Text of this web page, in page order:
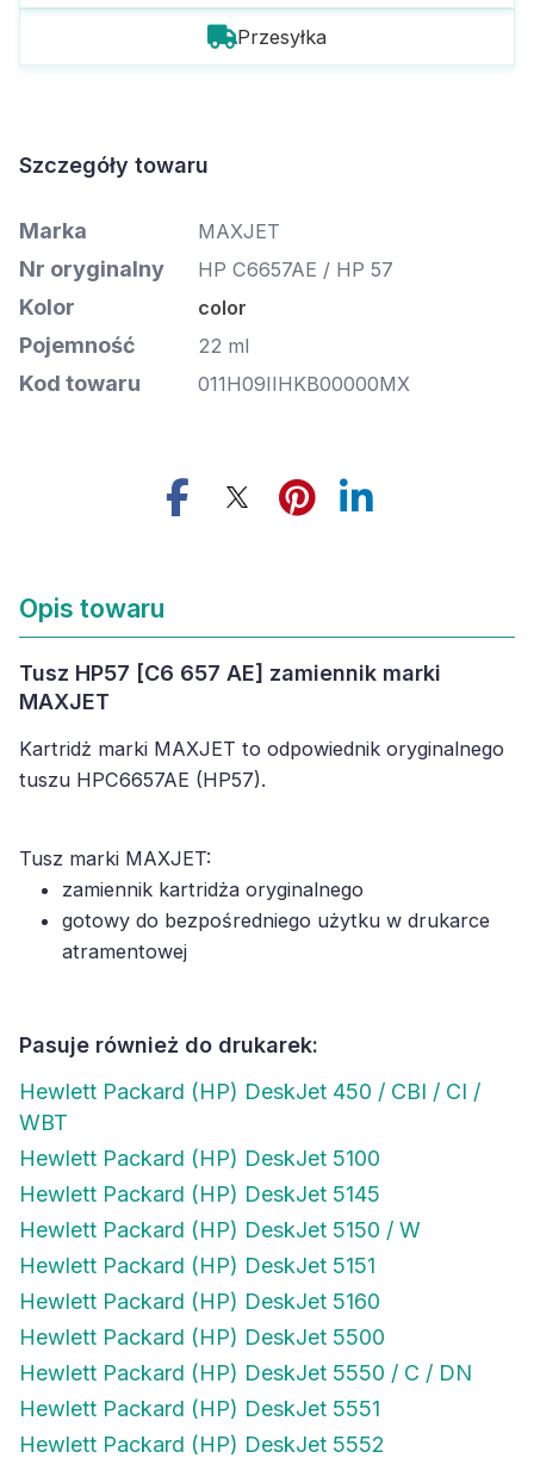
Przesyłka
Szczegóły towaru
Marka MAXJET
Nr oryginalny HP C6657AE / HP 57
Kolor color
Pojemność 22 ml
Kod towaru 011H09IIHKB00000MX
Opis towaru
Tusz HP57 [C6 657 AE] zamiennik marki
MAXJET
Kartridż marki MAXJET to odpowiednik oryginalnego
tuszu HPC6657AE (HP57).
Tusz marki MAXJET:
zamiennik kartridża oryginalnego
gotowy do bezpośredniego użytku w drukarce
atramentowej
Pasuje również do drukarek:
Hewlett Packard (HP) DeskJet 450 / CBI / CI /
WBT
Hewlett Packard (HP) DeskJet 5100
Hewlett Packard (HP) DeskJet 5145
Hewlett Packard (HP) DeskJet 5150 / W
Hewlett Packard (HP) DeskJet 5151
Hewlett Packard (HP) DeskJet 5160
Hewlett Packard (HP) DeskJet 5500
Hewlett Packard (HP) DeskJet 5550 / C / DN
Hewlett Packard (HP) DeskJet 5551
Hewlett Packard (HP) DeskJet 5552